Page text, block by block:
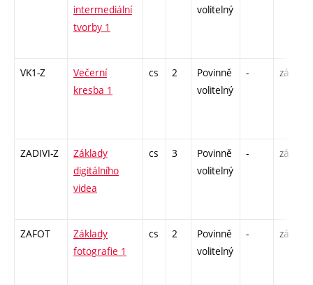
intermediální
tvorby 1
volitelný
VK1-Z
Večerní
kresba 1
cs 2
Povinně
volitelný
- zá
ZADIVI-Z
Základy
digitálního
videa
cs 3
Povinně
volitelný
- zá
ZAFOT
Základy
fotografie 1
cs 2
Povinně
volitelný
- zá